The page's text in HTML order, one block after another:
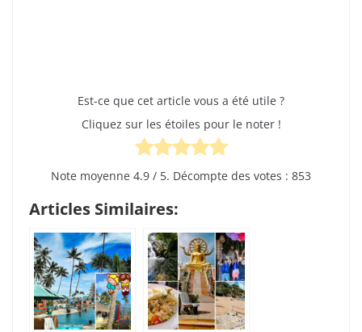
Est-ce que cet article vous a été utile ?
Cliquez sur les étoiles pour le noter !
Note moyenne 4.9 / 5. Décompte des votes : 853
Articles Similaires: